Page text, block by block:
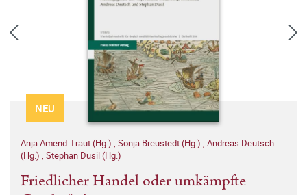
NEU
Anja Amend-Traut (Hg.) , Sonja Breustedt (Hg.) , Andreas Deutsch
(Hg.) , Stephan Dusil (Hg.)
Friedlicher Handel oder umkämpfte